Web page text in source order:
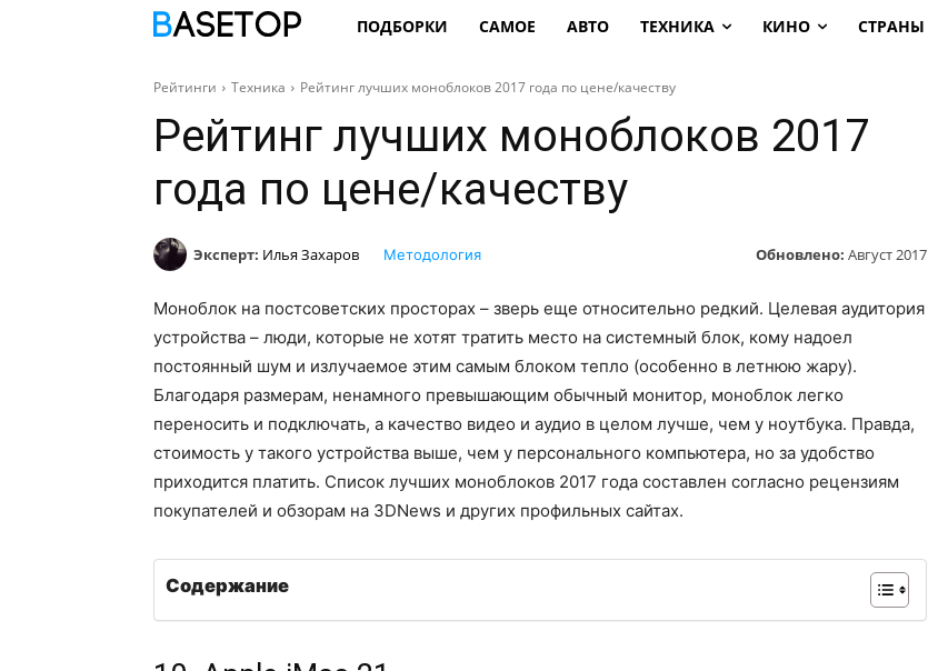
ПОДБОРКИ САМОЕ АВТО ТЕХНИКА КИНО СТРАНЫ
Рейтинги Техника Рейтинг лучших моноблоков 2017 года по цене/качеству
Рейтинг лучших моноблоков 2017
года по цене/качеству
Эксперт: Илья Захаров Обновлено: Август 2017
Методология
Моноблок на постсоветских просторах – зверь еще относительно редкий. Целевая аудитория
устройства – люди, которые не хотят тратить место на системный блок, кому надоел
постоянный шум и излучаемое этим самым блоком тепло (особенно в летнюю жару).
Благодаря размерам, ненамного превышающим обычный монитор, моноблок легко
переносить и подключать, а качество видео и аудио в целом лучше, чем у ноутбука. Правда,
стоимость у такого устройства выше, чем у персонального компьютера, но за удобство
приходится платить. Список лучших моноблоков 2017 года составлен согласно рецензиям
покупателей и обзорам на 3DNews и других профильных сайтах.
Содержание